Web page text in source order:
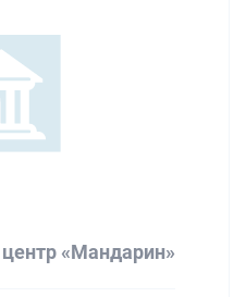
«Мандарин»